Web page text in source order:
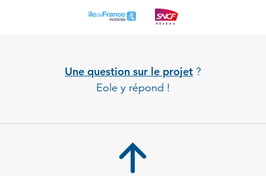
Une question sur le projet ?
Eole y répond !